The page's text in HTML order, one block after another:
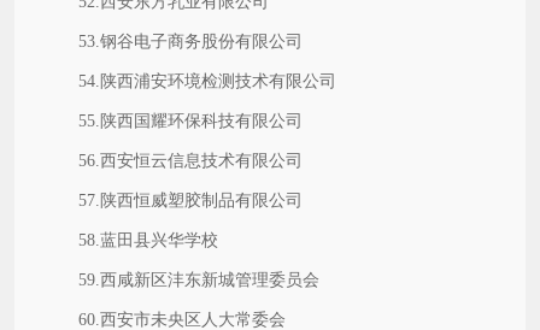
53.钢谷电子商务股份有限公司
54.陕西浦安环境检测技术有限公司
55.陕西国耀环保科技有限公司
56.西安恒云信息技术有限公司
57.陕西恒威塑胶制品有限公司
58.蓝田县兴华学校
59.西咸新区沣东新城管理委员会
60.西安市未央区人大常委会